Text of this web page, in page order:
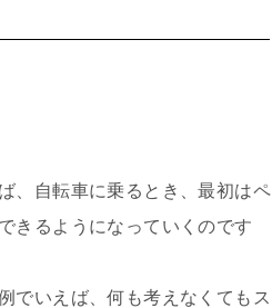
、自転車に乗るとき、最初はペ
きるようになっていくのです
でいえば、何も考えなくてもス